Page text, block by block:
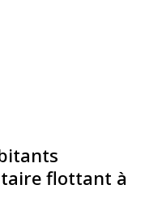
flottant à